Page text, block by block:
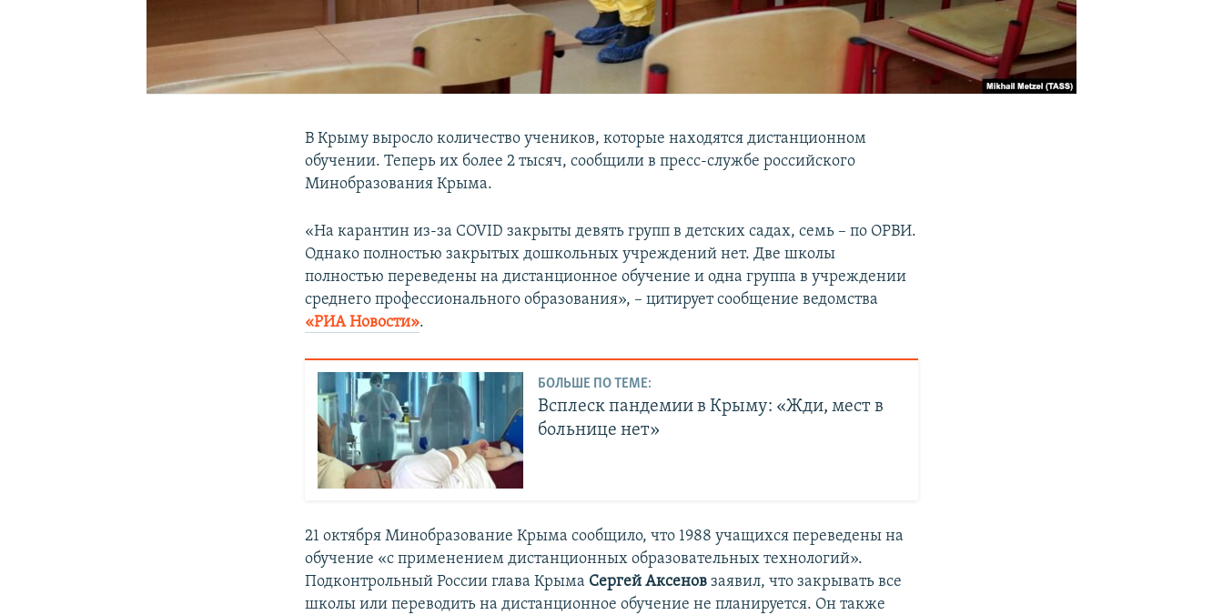
В Крыму выросло количество учеников, которые находятся дистанционном
обучении. Теперь их более 2 тысяч, сообщили в пресс-службе российского
Минобразования Крыма.
«На карантин из-за COVID закрыты девять групп в детских садах, семь – по ОРВИ.
Однако полностью закрытых дошкольных учреждений нет. Две школы
полностью переведены на дистанционное обучение и одна группа в учреждении
среднего профессионального образования», – цитирует сообщение ведомства
«РИА Новости».
БОЛЬШЕ ПО ТЕМЕ:
Всплеск пандемии в Крыму: «Жди, мест в
больнице нет»
21 октября Минобразование Крыма сообщило, что 1988 учащихся переведены на
обучение «с применением дистанционных образовательных технологий».
Подконтрольный России глава Крыма Сергей Аксеновзаявил, что закрывать все
школы или переводить на дистанционное обучение не планируется. Он также